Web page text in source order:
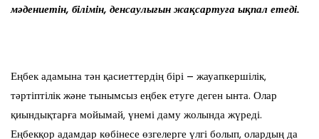
мәдениетін, білімін, денсаулығын жақсартуға ықпал етеді.
Еңбек адамына тән қасиеттердің бірі – жауапкершілік,
тәртіптілік және тынымсыз еңбек етуге деген ынта. Олар
қиындықтарға мойымай, үнемі даму жолында жүреді.
Еңбекқор адамдар көбінесе өзгелерге үлгі болып, олардың да